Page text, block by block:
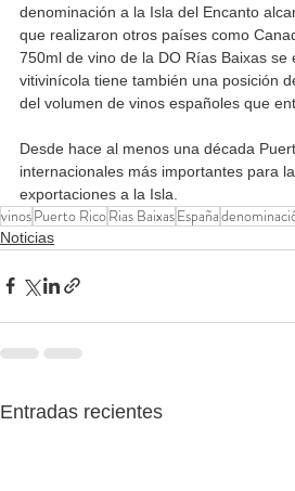
denominación a la Isla del Encanto
que realizaron otros países como
750ml de vino de la DO Rías Baixas
vitivinícola tiene también una posición
del volumen de vinos españoles que
Desde hace al menos una década
internacionales más importantes para
exportaciones a la Isla.
vinosPuerto RicoRias BaixasEspaña
Noticias
Entradas recientes